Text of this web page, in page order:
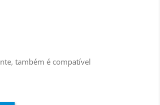
também é compatível